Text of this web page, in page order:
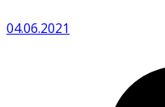
04.06.2021